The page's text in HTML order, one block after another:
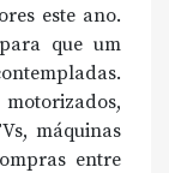
este ano.
que um
máquinas
entre